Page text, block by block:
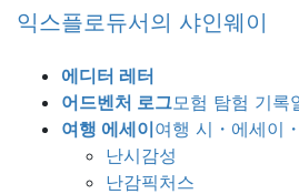
Skip
Skip
Navigation
익스플로듀서의 샤인웨이
에디터 레터
어드벤처 로그모험 탐험 기록
여행 에세이여행 시・에세이
난시감성
난감픽처스